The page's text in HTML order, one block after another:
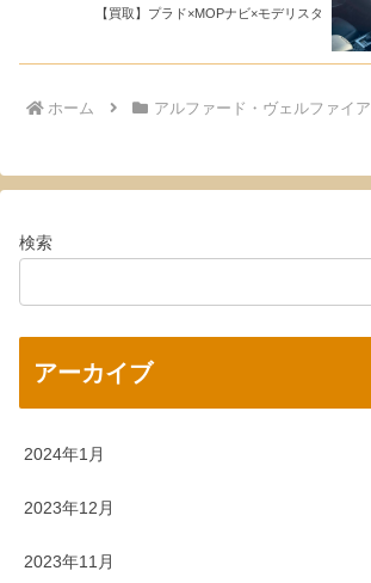
【買取】プラド×MOPナビ×モデリスタ
ホーム アルファード・ヴェルファイア
検索
アーカイブ
2024年1月
2023年12月
2023年11月